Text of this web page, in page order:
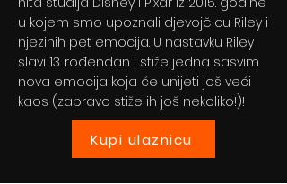
u kojem smo upoznali djevojčicu Riley i
njezinih pet emocija. U nastavku Riley
slavi 13. rođendan i stiže jedna sasvim
nova emocija koja će unijeti još veći
kaos (zapravo stiže ih još nekoliko!)!
Kupi ulaznicu